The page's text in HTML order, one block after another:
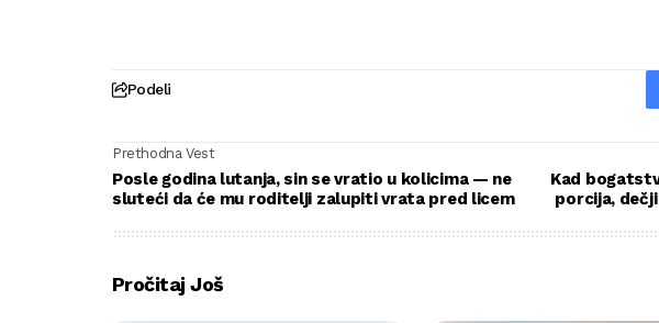
Podeli
Prethodna Vest
Posle godina lutanja, sin se vratio u kolicima — ne
sluteći da će mu roditelji zalupiti vrata pred licem
Kad
porcija,
Pročitaj Još